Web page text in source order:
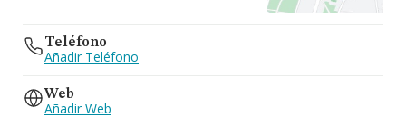
Teléfono
Añadir Teléfono
Web
Añadir Web